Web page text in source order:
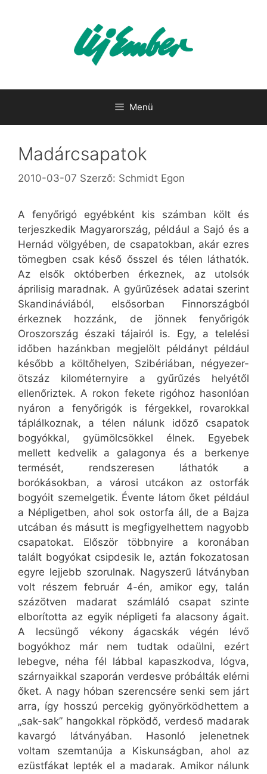
Menü
Madárcsapatok
2010-03-07 Szerző: Schmidt Egon
A fenyőrigó egyébként kis számban költ és
terjeszkedik Magyarország, például a Sajó és a
Hernád völgyében, de csapatokban, akár ezres
tömegben csak késő ősszel és télen láthatók.
Az elsők októberben érkeznek, az utolsók
áprilisig maradnak. A gyűrűzések adatai szerint
Skandináviából, elsősorban Finnországból
érkeznek hozzánk, de jönnek fenyőrigók
Oroszország északi tájairól is. Egy, a telelési
időben hazánkban megjelölt példányt például
később a költőhelyen, Szibériában, négyezer-
ötszáz kilométernyire a gyűrűzés helyétől
ellenőriztek. A rokon fekete rigóhoz hasonlóan
nyáron a fenyőrigók is férgekkel, rovarokkal
táplálkoznak, a télen nálunk időző csapatok
bogyókkal, gyümölcsökkel élnek. Egyebek
mellett kedvelik a galagonya és a berkenye
termését, rendszeresen láthatók a
borókásokban, a városi utcákon az ostorfák
bogyóit szemelgetik. Évente látom őket például
a Népligetben, ahol sok ostorfa áll, de a Bajza
utcában és másutt is megfigyelhettem nagyobb
csapatokat. Először többnyire a koronában
talált bogyókat csipdesik le, aztán fokozatosan
egyre lejjebb szorulnak. Nagyszerű látványban
volt részem február 4-én, amikor egy, talán
százötven madarat számláló csapat szinte
elborította az egyik népligeti fa alacsony ágait.
A lecsüngő vékony ágacskák végén lévő
bogyókhoz már nem tudtak odaülni, ezért
lebegve, néha fél lábbal kapaszkodva, lógva,
szárnyaikkal szaporán verdesve próbálták elérni
őket. A nagy hóban szerencsére senki sem járt
arra, így hosszú percekig gyönyörködhettem a
„sak-sak” hangokkal röpködő, verdeső madarak
kavargó látványában. Hasonló jelenetnek
voltam szemtanúja a Kiskunságban, ahol az
ezüstfákat lepték el a madarak. Amikor nálunk